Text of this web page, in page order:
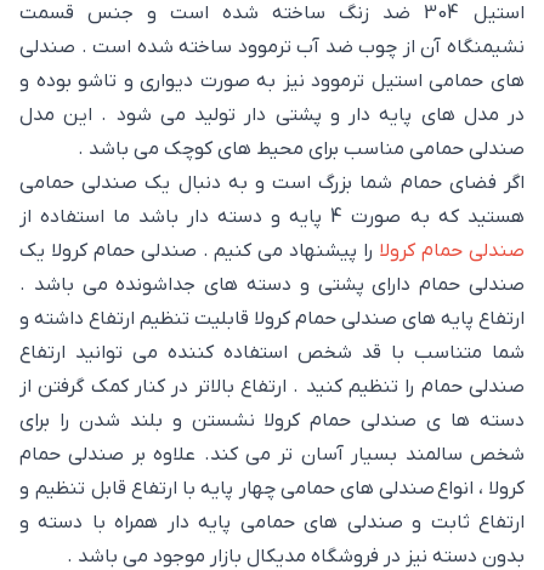
استیل 304 ضد زنگ ساخته شده است و جنس قسمت
نشیمنگاه آن از چوب ضد آب ترموود ساخته شده است . صندلی
های حمامی استیل ترموود نیز به صورت دیواری و تاشو بوده و
در مدل های پایه دار و پشتی دار تولید می شود . این مدل
صندلی حمامی مناسب برای محیط های کوچک می باشد .
اگر فضای حمام شما بزرگ است و به دنبال یک صندلی حمامی
هستید که به صورت 4 پایه و دسته دار باشد ما استفاده از
صندلی حمام کرولا را پیشنهاد می کنیم . صندلی حمام کرولا یک
صندلی حمام دارای پشتی و دسته های جداشونده می باشد .
ارتفاع پایه های صندلی حمام کرولا قابلیت تنظیم ارتفاع داشته و
شما متناسب با قد شخص استفاده کننده می توانید ارتفاع
صندلی حمام را تنظیم کنید . ارتفاع بالاتر در کنار کمک گرفتن از
دسته ها ی صندلی حمام کرولا نشستن و بلند شدن را برای
شخص سالمند بسیار آسان تر می کند. علاوه بر صندلی حمام
کرولا ، انواع صندلی های حمامی چهار پایه با ارتفاع قابل تنظیم و
ارتفاع ثابت و صندلی های حمامی پایه دار همراه با دسته و
بدون دسته نیز در فروشگاه مدیکال بازار موجود می باشد .